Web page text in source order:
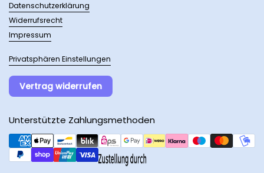
Datenschutzerklärung
Widerrufsrecht
Impressum
Privatsphären Einstellungen
Vertrag widerrufen
Unterstützte Zahlungsmethoden